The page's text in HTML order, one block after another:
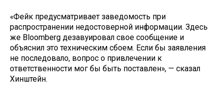
«Фейк предусматривает заведомость при
распространении недостоверной информации. Здесь
же Bloomberg дезавуировал свое сообщение и
объяснил это техническим сбоем. Если бы заявления
не последовало, вопрос о привлечении к
ответственности мог бы быть поставлен», — сказал
Хинштейн.